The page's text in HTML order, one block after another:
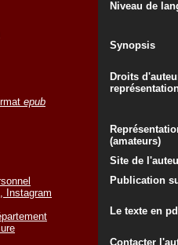
epub
Instagram
Niveau de
Synopsis
Droits
(amateurs)
Site de
Publication
Le texte en
Contacter